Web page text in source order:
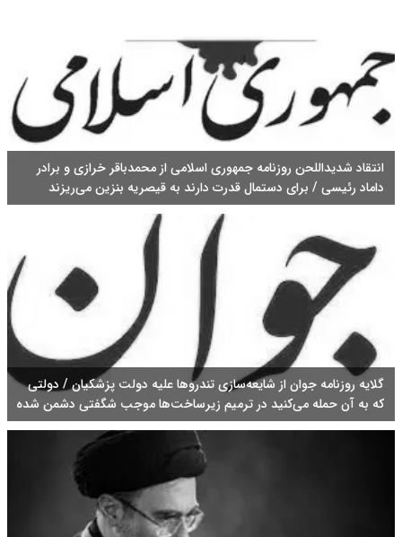
انتقاد شدید‌اللحن روزنامه جمهوری اسلامی از محمدباقر خرازی و برادر
داماد رئیسی / برای دستمال قدرت دارند به قیصریه بنزین می‌ریزند
گلایه روزنامه جوان از شایعه‌سازی تندروها علیه دولت پزشکیان / دولتی
که به آن حمله می‌کنید در ترمیم زیرساخت‌ها موجب شگفتی دشمن شده
است